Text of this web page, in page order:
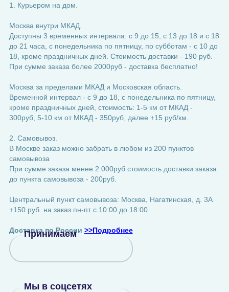
1. Курьером на дом.
Москва внутри МКАД.
Доступны 3 временных интервала: с 9 до 15, с 13 до 18 и с 18
до 21 часа, с понедельника по пятницу, по субботам - с 10 до
18, кроме праздничных дней. Стоимость доставки - 190 руб.
При сумме заказа более 2000руб - доставка бесплатно!
Москва за пределами МКАД и Московская область.
Временной интервал - с 9 до 18, с понедельника по пятницу,
кроме праздничных дней, стоимость: 1-5 км от МКАД -
300руб, 5-10 км от МКАД - 350руб, далее +15 руб/км.
2. Самовывоз.
В Москве заказ можно забрать в любом из 200 пунктов
самовывоза
При сумме заказа менее 2 000руб стоимость доставки заказа
до пункта самовывоза - 200руб.
Центральный пункт самовывоза: Москва, Нагатинская, д. 3А
+150 руб. на заказ пн-пт с 10:00 до 18:00
Доставка по России >>Подробнее
Принимаем
Мы в соцсетях